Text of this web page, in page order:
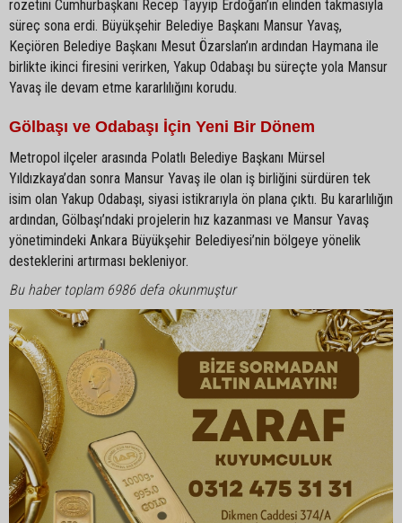
rozetini Cumhurbaşkanı Recep Tayyip Erdoğan’ın elinden takmasıyla
süreç sona erdi. Büyükşehir Belediye Başkanı Mansur Yavaş,
Keçiören Belediye Başkanı Mesut Özarslan’ın ardından Haymana ile
birlikte ikinci firesini verirken, Yakup Odabaşı bu süreçte yola Mansur
Yavaş ile devam etme kararlılığını korudu.
Gölbaşı ve Odabaşı İçin Yeni Bir Dönem
Metropol ilçeler arasında Polatlı Belediye Başkanı Mürsel
Yıldızkaya’dan sonra Mansur Yavaş ile olan iş birliğini sürdüren tek
isim olan Yakup Odabaşı, siyasi istikrarıyla ön plana çıktı. Bu kararlılığın
ardından, Gölbaşı’ndaki projelerin hız kazanması ve Mansur Yavaş
yönetimindeki Ankara Büyükşehir Belediyesi’nin bölgeye yönelik
desteklerini artırması bekleniyor.
Bu haber toplam 6986 defa okunmuştur